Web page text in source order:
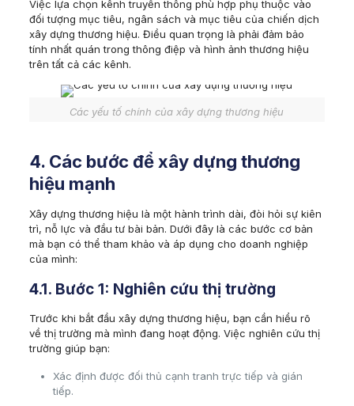
Việc lựa chọn kênh truyền thông phù hợp phụ thuộc vào
đối tượng mục tiêu, ngân sách và mục tiêu của chiến dịch
xây dựng thương hiệu. Điều quan trọng là phải đảm bảo
tính nhất quán trong thông điệp và hình ảnh thương hiệu
trên tất cả các kênh.
Các yếu tố chính của xây dựng thương hiệu
4. Các bước để xây dựng thương
hiệu mạnh
Xây dựng thương hiệu là một hành trình dài, đòi hỏi sự kiên
trì, nỗ lực và đầu tư bài bản. Dưới đây là các bước cơ bản
mà bạn có thể tham khảo và áp dụng cho doanh nghiệp
của mình:
4.1. Bước 1: Nghiên cứu thị trường
Trước khi bắt đầu xây dựng thương hiệu, bạn cần hiểu rõ
về thị trường mà mình đang hoạt động. Việc nghiên cứu thị
trường giúp bạn:
Xác định được đối thủ cạnh tranh trực tiếp và gián
tiếp.